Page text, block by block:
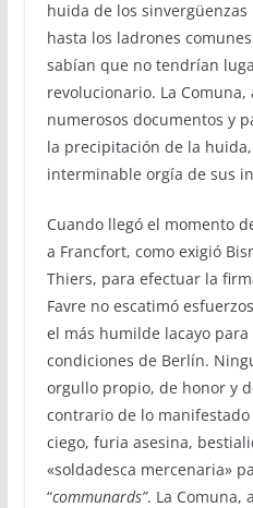
huida de los sinvergüenzas
hasta los ladrones
sabían que no tendrían
revolucionario. La
numerosos documentos y
la precipitación de la
interminable orgía de sus
Cuando llegó el momento
a Francfort, como exigió
Thiers, para efectuar la
Favre no escatimó
el más humilde lacayo
condiciones de Berlín.
orgullo propio, de honor y
contrario de lo
ciego, furia asesina,
«soldadesca mercenaria»
“communards”. La Comuna,